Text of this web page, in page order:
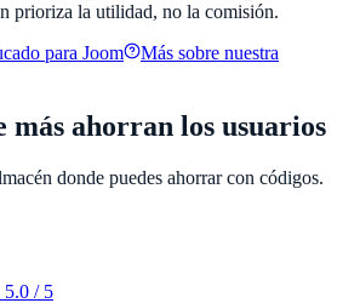
prioriza la utilidad, no la comisión.
para Joom
Más sobre nuestra
más ahorran los usuarios
donde puedes ahorrar con códigos.
5.0 / 5